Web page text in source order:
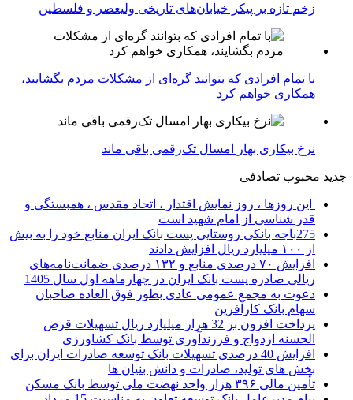
زخم تازه بر پیکر خیابان‌های تاریخی ولیعصر و فلسطین
با تمام افرادی که بتوانند گره‌ای از مشکلات مردم بگشایند،
همکاری خواهم کرد
نرخ بیکاری بهار امسال تک‌رقمی باقی ماند
جدید محبوب تصادفی
این روزها ، روز نمایش اقتدار ، اتحاد مقدس ، همبستگی و
قدر شناسی از امام شهید است
275باجه بانکی روستایی پست بانک ایران منابع خود را به بیش
از ۱۰۰ میلیارد ریال افزایش دادند
افزایش ۷۰ درصدی منابع و ۱۳۲ درصدی ضمانت‌نامه‌های
ریالی صادره پست بانک ایران در چهارماهه اول سال 1405
دعوت به مجمع عمومی عادی بطور فوق العاده صاحبان
سهام بانک کارآفرین
پرداخت افزون بر 32 هزار میلیارد ریال تسهیلات قرض
الحسنه ازدواج و فرزندآوری توسط بانک کشاورزی
افزایش 40 درصدی تسهیلات بانک توسعه صادرات ایران برای
بخش های تولید، صادرات و دانش بنیان ها
تأمین مالی ۳۹۶ هزار واحد نهضت ملی توسط بانک مسکن